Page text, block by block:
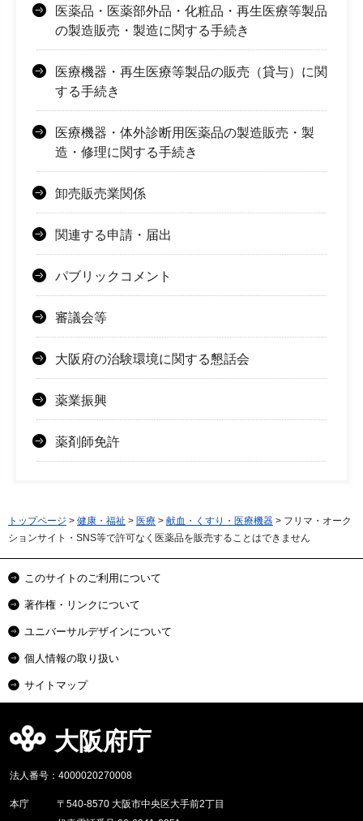
医薬品・医薬部外品・化粧品・再生医療等製品
の製造販売・製造に関する手続き
医療機器・再生医療等製品の販売（貸与）に関
する手続き
医療機器・体外診断用医薬品の製造販売・製
造・修理に関する手続き
卸売販売業関係
関連する申請・届出
パブリックコメント
審議会等
大阪府の治験環境に関する懇話会
薬業振興
薬剤師免許
トップページ > 健康・福祉 > 医療 > 献血・くすり・医療機器 > フリマ・オーク
ションサイト・SNS等で許可なく医薬品を販売することはできません
このサイトのご利用について
著作権・リンクについて
ユニバーサルデザインについて
個人情報の取り扱い
サイトマップ
大阪府庁
法人番号：4000020270008
本庁
〒540-8570 大阪市中央区大手前2丁目